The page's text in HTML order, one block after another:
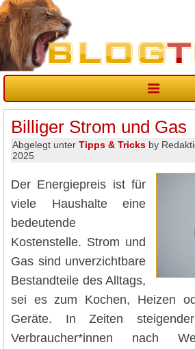
Billiger Strom und Gas
Abgelegt unter Tipps & Tricks by
2025
Der Energiepreis ist für
viele Haushalte eine
bedeutende
Kostenstelle. Strom und
Gas sind unverzichtbare
Bestandteile des Alltags,
sei es zum Kochen, Heizen
Geräte. In Zeiten
Verbraucher*innen nach